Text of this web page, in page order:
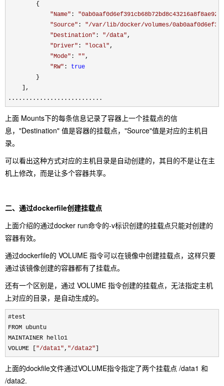
        {
"Name" : "
"Source" : "/var/lib/docker/volumes/
"Destination" : "/data",
"Driver" : " local",
"Mode" : "",
"RW" : true
        }
    ],
...........................
上面 Mounts下的每条信息记录了容器上一个挂载点的信
息，"Destination" 值是容器的挂载点，"Source"值是对应的主机目
录。
可以看出这种方式对应的主机目录是自动创建的，其目的不是让在主
机上修改，而是让多个容器共享。
二、通过dockerfile创建挂载点
上面介绍的通过docker run命令的-v标识创建的挂载点只能对创建的
容器有效。
通过dockerfile的 VOLUME 指令可以在镜像中创建挂载点，这样只要
通过该镜像创建的容器都有了挂载点。
还有一个区别是，通过 VOLUME 指令创建的挂载点，无法指定主机
上对应的目录，是自动生成的。
#test
FROM ubuntu
MAINTAINER hello1
VOLUME [ "/data1", "/data2"
上面的dockfile文件通过VOLUME指令指定了两个挂载点 /data1 和
/data2.